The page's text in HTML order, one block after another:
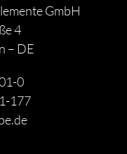
GmbH
4
– DE
0
177